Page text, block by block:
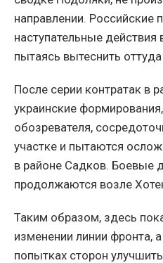
направлении. Российские
наступательные действия
пытаясь вытеснить
После серии контратак в
украинские
обозревателя,
участке и пытаются
в районе Садков. Боевые
продолжаются возле
Таким образом, здесь
изменении линии фронта,
попытках сторон